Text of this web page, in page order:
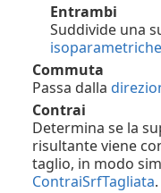
Entrambi
Suddivide una
isoparametriche
Commuta
Passa dalla
Contrai
Determina se la
risultante viene
taglio, in modo
ContraiSrfTagliata.